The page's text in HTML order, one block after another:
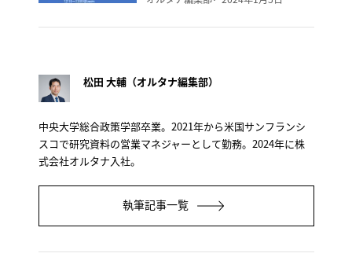
松田 大輔（オルタナ編集部）
中央大学総合政策学部卒業。2021年から米国サンフランシ
スコで研究資料の営業マネジャーとして勤務。2024年に株
式会社オルタナ入社。
執筆記事一覧